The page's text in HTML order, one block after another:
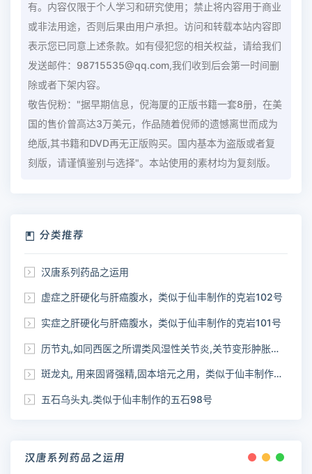
有。内容仅限于个人学习和研究使用；禁止将内容用于商业
或非法用途，否则后果由用户承担。访问和转载本站内容即
表示您已同意上述条款。如有侵犯您的相关权益，请给我们
发送邮件：98715535@qq.com,我们收到后会第一时间删
除或者下架内容。
敬告倪粉："据早期信息，倪海厦的正版书籍一套8册，在美
国的售价曾高达3万美元，作品随着倪师的遗憾离世而成为
绝版,其书籍和DVD再无正版购买。国内基本为盗版或者复
刻版，请谨慎鉴别与选择"。本站使用的素材均为复刻版。
分类推荐
汉唐系列药品之运用
虚症之肝硬化与肝癌腹水，类似于仙丰制作的克岩102号
实症之肝硬化与肝癌腹水，类似于仙丰制作的克岩101号
历节丸,如同西医之所谓类风湿性关节炎,关节变形肿胀疼痛，类似于仙丰制作的克历100号
斑龙丸, 用来固肾强精,固本培元之用，类似于仙丰制作的鹿茸99号
五石乌头丸.类似于仙丰制作的五石98号
汉唐系列药品之运用